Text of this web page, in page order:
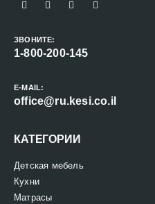
ЗВОНИТЕ:
1-800-200-145
E-MAIL:
office@ru.kesi.co.il
КАТЕГОРИИ
Детская мебель
Кухни
Матрасы